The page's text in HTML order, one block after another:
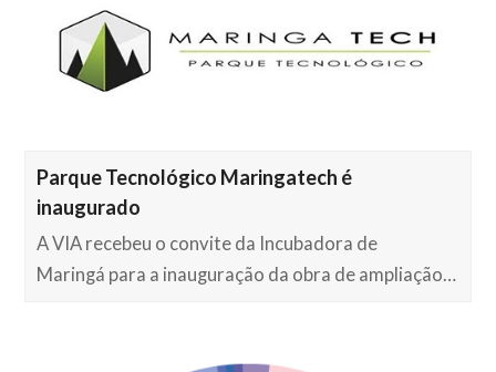
Parque Tecnológico Maringatech é
inaugurado
A VIA recebeu o convite da Incubadora de
Maringá para a inauguração da obra de ampliação…